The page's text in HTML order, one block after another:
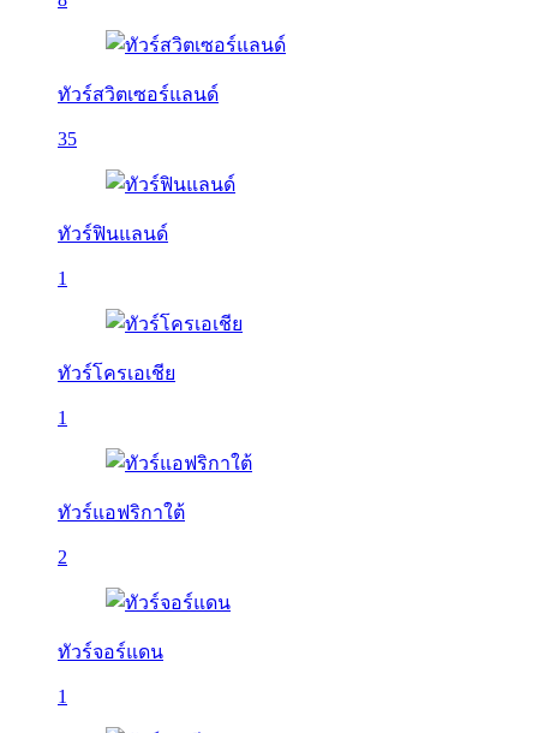
ทัวร์สวิตเซอร์แลนด์
35
ทัวร์ฟินแลนด์
1
ทัวร์โครเอเชีย
1
ทัวร์แอฟริกาใต้
2
ทัวร์จอร์แดน
1